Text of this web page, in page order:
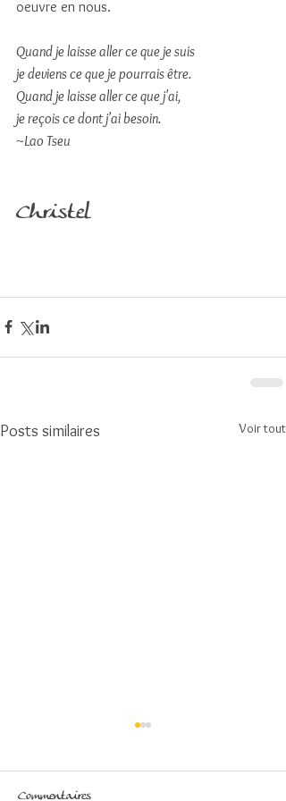
oeuvre en nous.
Quand je laisse aller ce que je suis
je deviens ce que je pourrais être.
Quand je laisse aller ce que j'ai,
je reçois ce dont j'ai besoin.
~Lao Tseu
Christel
Posts similaires Voir tout
Commentaires